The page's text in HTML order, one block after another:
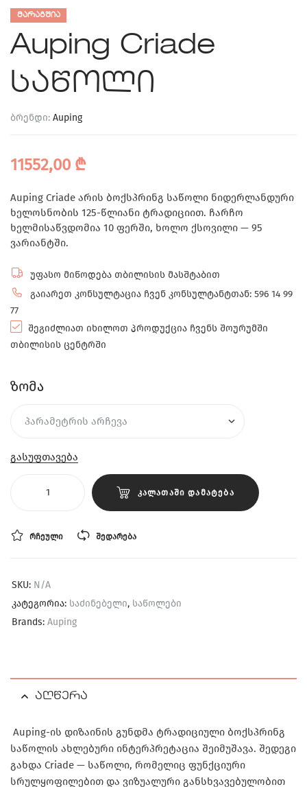
ᲛᲐᲠᲐᲒᲨᲘᲐ
Auping Criade
საწოლი
ბრენდი: Auping
11552,00 ₾
Auping Criade არის ბოქსპრინგ საწოლი ნიდერლანდური
ხელოსნობის 125-წლიანი ტრადიციით. ჩარჩო
ხელმისაწვდომია 10 ფერში, ხოლო ქსოვილი — 95
ვარიანტში.
უფასო მიწოდება თბილისის მასშტაბით
გაიარეთ კონსულტაცია ჩვენ კონსულტანტთან: 596 14 99
77
შეგიძლიათ იხილოთ პროდუქცია ჩვენს შოურუმში
თბილისის ცენტრში
ზომა
გასუფთავება
ᲙᲐᲚᲐᲗᲐᲨᲘ ᲓᲐᲛᲐᲢᲔᲑᲐ
ᲠᲩᲔᲣᲚᲘ ᲨᲔᲓᲐᲠᲔᲑᲐ
SKU: N/A
კატეგორია: საძინებელი, საწოლები
Brands: Auping
აღწერა
Auping-ის დიზაინის გუნდმა ტრადიციული ბოქსპრინგ
საწოლის ახლებური ინტერპრეტაცია შეიმუშავა. შედეგი
გახდა Criade — საწოლი, რომელიც ფუნქციური
სრულყოფილებით და ვიზუალური განსხვავებულობით